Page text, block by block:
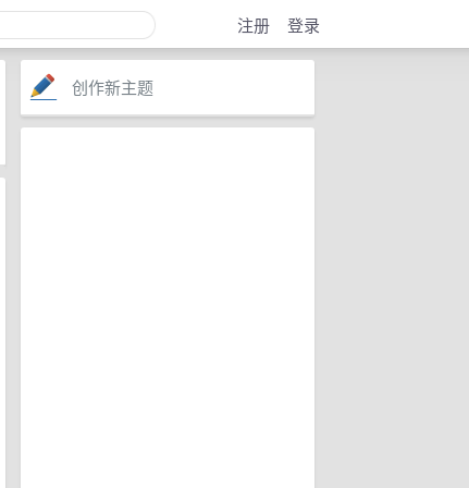
注册 登录
创作新主题